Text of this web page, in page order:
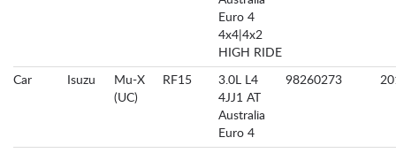
Euro 4
4x4|4x2
HIGH RIDE
Car Isuzu
Mu-X
(UC)
RF15
3.0L L4
4JJ1 AT
Australia
Euro 4
98260273